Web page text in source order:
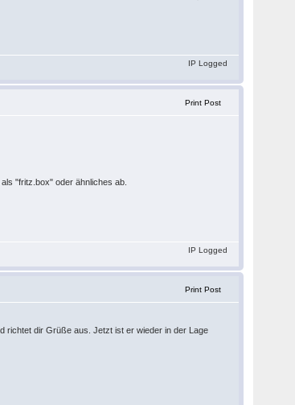
IP Logged
Print Post
"fritz.box" oder ähnliches ab.
IP Logged
Print Post
richtet dir Grüße aus. Jetzt ist er wieder in der Lage